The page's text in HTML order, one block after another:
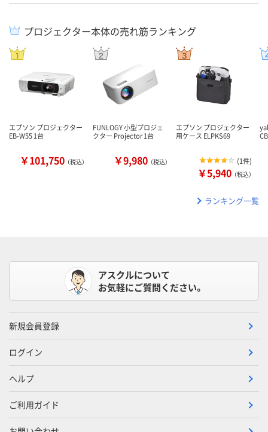
プロジェクター本体の売れ筋ランキング
エプソン プロジェクター
EB-W55 1台
￥101,750 （税込）
FUNLOGY 小型プロジェ
クター Projector 1台
￥9,980 （税込）
エプソン プロジェクター
用ケース ELPKS69
(1件)
￥5,940 （税込）
ランキング一覧
アスクルについて
お気軽にご質問ください。
新規会員登録
ログイン
ヘルプ
ご利用ガイド